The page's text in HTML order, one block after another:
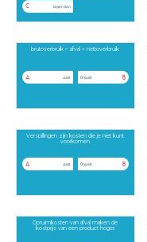
C lager dan
brutoverbruik − afval = nettoverbruik
A Juist B
Onjuist
Verspillingen zijn kosten die je niet kunt
voorkomen.
A Juist B
Onjuist
Opruimkosten van afval maken de
kostprijs van een product hoger.